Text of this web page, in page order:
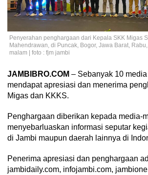
Penyerahan penghargaan dari Kepala SKK Migas
Mahendrawan, di Puncak, Bogor, Jawa Barat,
malam | foto : fjm jambi
JAMBIBRO.COM – Sebanyak 10
mendapat apresiasi dan menerima
Migas dan KKKS.
Penghargaan diberikan kepada media-
menyebarluaskan informasi seputar
di Jambi maupun daerah lainnya di
Penerima apresiasi dan penghargaan
jambidaily.com, infojambi.com,